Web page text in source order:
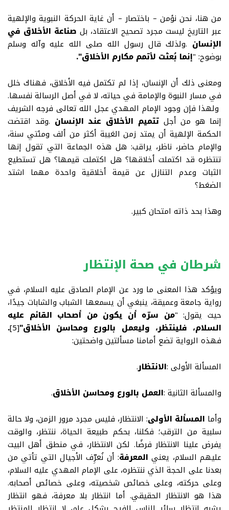
من هنا، نحن نؤمن – باختصار – أن غاية الحركة النبوية والإلهية
عبر التاريخ ليست مجرد تصحيح الاعتقاد، بل صناعة الأخلاق في
الإنسان .ولذلك قال رسول الله صلى الله عليه وآله وسلم
بوضوح:
"إنما بُعثت لأتمم مكارم الأخلاق".
ومعنى ذلك أن الإنسان، إذا لم تكتمل فيه الأخلاق، فهناك خلل
في مسار النبوة والإمامة في حياته، لا في أصل الرسالة نفسها.
ولهذا فإن وجود الإمام المهدي عجل الله تعالى فرجه الشريف
إنما هو من أجلتتميم الأخلاق عند الإنسان .وقد اقتضت
الحكمة الإلهية أن يمتد زمن الغيبة أكثر من ألف ومئتي سنة،
والإمام حاضر، ناظر، يراقب: هل هذه الجماعة التي تقول إنها
تنتظره قد اكتملت أخلاقها؟ هل اكتملت قيمها؟ هل تستطيع
الثبات وعدم التنازل عن قيمة أخلاقية واحدة مهما اشتد
الضغط؟
وهذا بحد ذاته امتحان كبير.
شرطان في صحة الإنتظار
ويؤكد هذا المعنى ما ورد عن الإمام الصادق عليه السلام، في
رواية جامعة وعميقة، ينبغي أن يسمعها الشباب والشابات جيدًا،
حيث يقول:
"من سرّه أن يكون من أصحاب القائم عليه
السلام، فلينتظر، وليعمل بالورع ومحاسن الأخلاق"[5]
.
فهذه الرواية تضع أمامنا مسألتين واضحتين:
المسألة الأولى :الانتظار.
والمسألة الثانية :العمل بالورع ومحاسن الأخلاق.
وأما المسألة الأولى: الانتظار، فليس مجرد مرور الزمن، ولا حالة
سلبية من الترقب؛ فكلنا، بحكم طبيعة الحياة، ننتظر، والوقت
يفرض علينا الانتظار فرضًا. لكن الانتظار، في منطق أهل البيت
عليهم السلام، يعني المعرفة: أن نُعرِّف الأجيال التي تأتي من
بعدنا على الحجة الذي ننتظره، على الإمام المهدي عليه السلام،
وعلى حركته، وعلى خصائص شخصيته، وعلى خصائص أصحابه.
هذا هو الانتظار الحقيقي. أما انتظار بلا معرفة، فهو انتظار